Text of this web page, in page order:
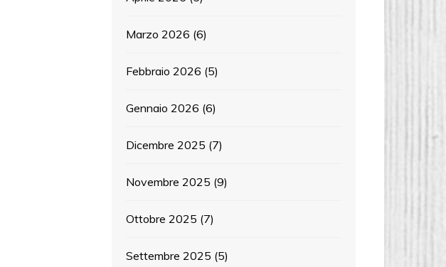
Marzo 2026 (6)
Febbraio 2026 (5)
Gennaio 2026 (6)
Dicembre 2025 (7)
Novembre 2025 (9)
Ottobre 2025 (7)
Settembre 2025 (5)